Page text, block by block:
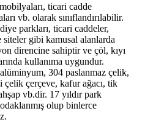
ticari cadde
vb. olarak sınıflandırılabilir.
parkları, ticari caddeler,
gibi kamusal alanlarda
direncine sahiptir ve çöl, kıyı
kullanıma uygundur.
304 paslanmaz çelik,
çerçeve, kafur ağacı, tik
vb.dir. 17 yıldır park
olup binlerce